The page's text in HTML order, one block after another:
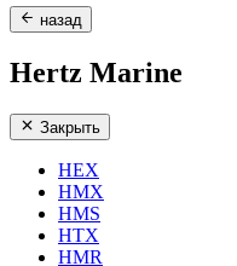
назад
Hertz Marine
Закрыть
HEX
HMX
HMS
HTX
HMR